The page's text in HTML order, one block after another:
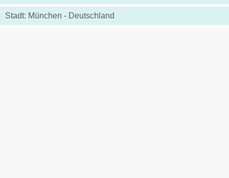
Stadt: München - Deutschland